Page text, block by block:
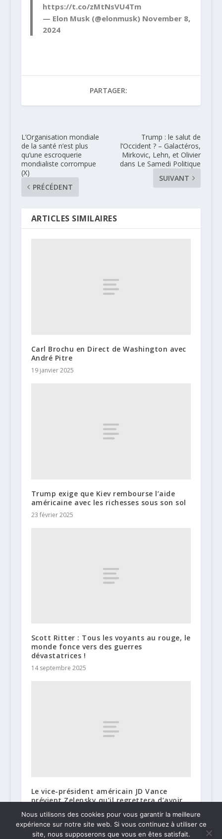
https://t.co/zMtNsVU4Tm
— Elon Musk (@elonmusk) November 8,
2024
PARTAGER:
L’Organisation mondiale
de la santé n’est plus
qu’une escroquerie
mondialiste corrompue
(X)
PRÉCÉDENT
Trump : le salut de
l’Occident ? – Galactéros,
Mirkovic, Lehn, et Olivier
dans Le Samedi Politique
SUIVANT
ARTICLES SIMILAIRES
Carl Brochu en Direct de Washington avec
André Pitre
19 janvier 2025
Trump exige que Kiev rembourse l’aide
américaine avec les richesses sous son sol
23 février 2025
Scott Ritter : Tous les voyants au rouge, le
monde fonce vers des guerres
dévastatrices !
14 septembre 2025
Le vice-président américain JD Vance
prévient Zelensky qu’il regrettera d’avoir
20 février 2025
Nous utilisons des cookies pour vous garantir la meilleure
expérience sur notre site web. Si vous continuez à utiliser ce
site, nous supposerons que vous en êtes satisfait.